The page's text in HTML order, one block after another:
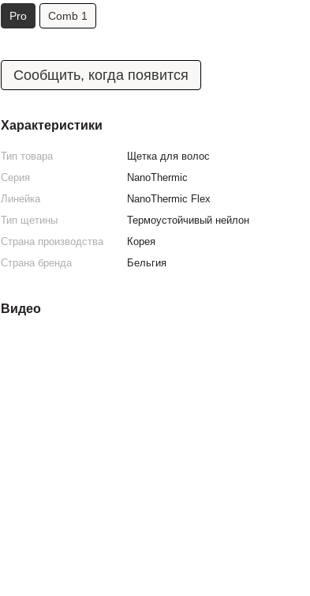
Pro Comb 1
Сообщить, когда появится
Характеристики
Тип товара
Щетка для волос
Серия
NanoThermic
Линейка
NanoThermic Flex
Тип щетины
Термоустойчивый нейлон
Страна производства
Корея
Страна бренда
Бельгия
Видео